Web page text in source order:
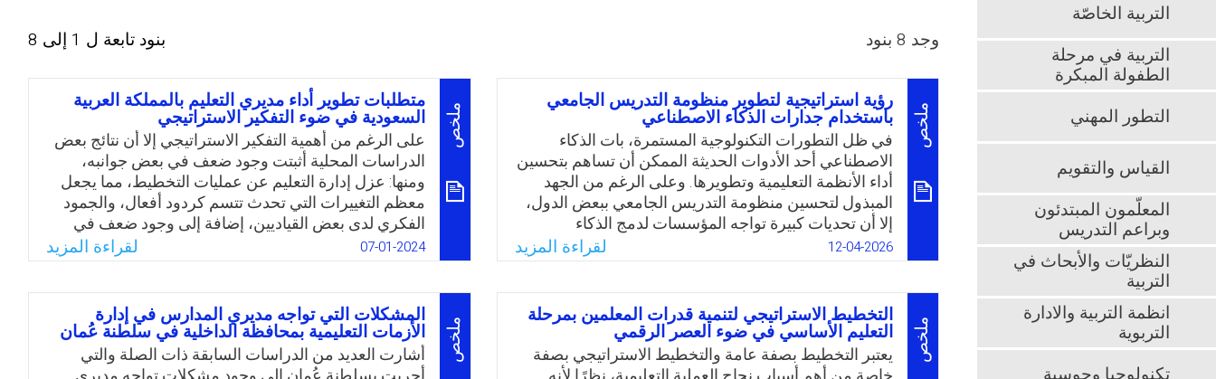
وجد 8 بنود بنود تابعة ل 1 إلى 8
ملخص
رؤية استراتيجية لتطوير منظومة التدريس الجامعي
باستخدام جدارات الذكاء الاصطناعي
في ظل التطورات التكنولوجية المستمرة، بات الذكاء
الاصطناعي أحد الأدوات الحديثة الممكن أن تساهم بتحسين
أداء الأنظمة التعليمية وتطويرها. وعلى الرغم من الجهد
المبذول لتحسين منظومة التدريس الجامعي ببعض الدول،
إلا أن تحديات كبيرة تواجه المؤسسات لدمج الذكاء
الاصطناعي. وعليه، ظهرت الحاجة لتطوير استراتيجية
شاملة تعتمد على قدرات الذكاء الاصطناعي في تعزيز
فعاليّة التدريس الجامعي وتحقيق مخصص يتناسب مع
احتياجات الطلبة الفردية، ويمكّن الجامعات من تكييف
برامج التدريس لتكون قادرة على التعامل مع المتغيرات
التكنولوجية الحالية والمستقبلية.
12-04-2026 لقراءة المزيد
ملخص
متطلبات تطوير أداء مديري التعليم بالمملكة العربية
السعودية في ضوء التفكير الاستراتيجي
على الرغم من أهمية التفكير الاستراتيجي إلا أن نتائج بعض
الدراسات المحلية أثبتت وجود ضعف في بعض جوانبه،
ومنها: عزل إدارة التعليم عن عمليات التخطيط، مما يجعل
معظم التغييرات التي تحدث تتسم كردود أفعال، والجمود
الفكري لدى بعض القياديين، إضافة إلى وجود ضعف في
التوجه الاستراتيجي والصياغة الاستراتيجية والتحليل
الاستراتيجي، ووجود ضعف في ممارسة التفكير
الاستراتيجي لدى القيادات العليا في وزارة التعليم حيث
أشارت بعض البحوث المحلية بأن درجتها كانت متوسطة.
وانطلاقًا من أهمية ممارسة التفكير الاستراتيجي في العمل
الإداري، والحاجة لتطوير أداء مديري التعليم بالمملكة
العربية السعودية، إضافة إلى قلة الدراسات في هذا المجال
07-01-2024 لقراءة المزيد
ملخص
التخطيط الاستراتيجي لتنمية قدرات المعلمين بمرحلة
التعليم الأساسي في ضوء العصر الرقمي
يعتبر التخطيط بصفة عامة والتخطيط الاستراتيجي بصفة
ملخص
المشكلات التي تواجه مديري المدارس في إدارة
الأزمات التعليمية بمحافظة الداخلية في سلطنة عُمان
أشارت العديد من الدراسات السابقة ذات الصلة والتي
التربية الخاصّة
التربية في مرحلة
الطفولة المبكرة
التطور المهني
القياس والتقويم
المعلّمون المبتدئون
وبراعم التدريس
النظريّات والأبحاث في
التربية
انظمة التربية والادارة
التربوية